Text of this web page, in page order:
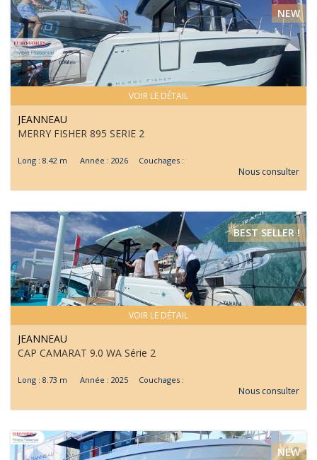
VOIR LE DÉTAIL
NEW
JEANNEAU
MERRY FISHER 895 SERIE 2
Long : 8.42 m Année : 2026 Couchages :
Nous consulter
VOIR LE DÉTAIL
BEST SELLER !
JEANNEAU
CAP CAMARAT 9.0 WA Série 2
Long : 8.73 m Année : 2025 Couchages :
Nous consulter
NEW